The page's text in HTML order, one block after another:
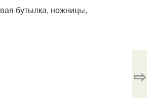
бутылка, ножницы,
⇨